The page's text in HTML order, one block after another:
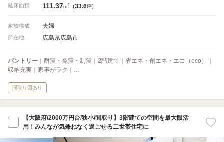
延床面積 111.37m2 (33.6坪)
家族構成 夫婦
所在地 広島県広島市
パントリー ｜耐震・免震・制震｜2階建て｜省エネ・創エネ・エコ（eco）｜
収納充実｜家事がラク｜…
間取り図あり
【大阪府/2000万円台/狭小/間取り】3階建ての空間を最大限活
用！みんなが気兼ねなく過ごせる二世帯住宅に